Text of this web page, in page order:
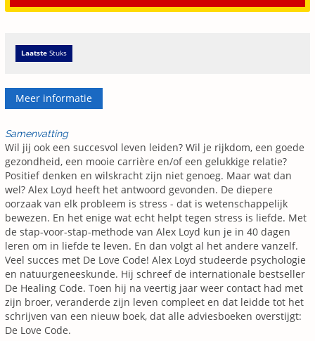
Laatste Stuks
Meer informatie
Samenvatting
Wil jij ook een succesvol leven leiden? Wil je rijkdom, een goede
gezondheid, een mooie carrière en/of een gelukkige relatie?
Positief denken en wilskracht zijn niet genoeg. Maar wat dan
wel? Alex Loyd heeft het antwoord gevonden. De diepere
oorzaak van elk probleem is stress - dat is wetenschappelijk
bewezen. En het enige wat echt helpt tegen stress is liefde. Met
de stap-voor-stap-methode van Alex Loyd kun je in 40 dagen
leren om in liefde te leven. En dan volgt al het andere vanzelf.
Veel succes met De Love Code! Alex Loyd studeerde psychologie
en natuurgeneeskunde. Hij schreef de internationale bestseller
De Healing Code. Toen hij na veertig jaar weer contact had met
zijn broer, veranderde zijn leven compleet en dat leidde tot het
schrijven van een nieuw boek, dat alle adviesboeken overstijgt:
De Love Code.